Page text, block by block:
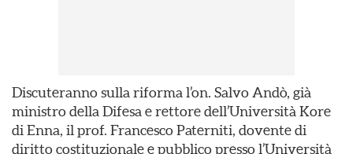
Discuteranno sulla riforma l’on. Salvo Andò, già
ministro della Difesa e rettore dell’Università Kore
di Enna, il prof. Francesco Paterniti, dovente di
diritto costituzionale e pubblico presso l’Università